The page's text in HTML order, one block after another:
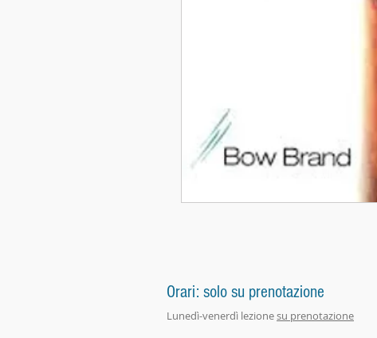
Orari: solo su prenotazione
Lunedì-venerdì lezionesu prenotazione